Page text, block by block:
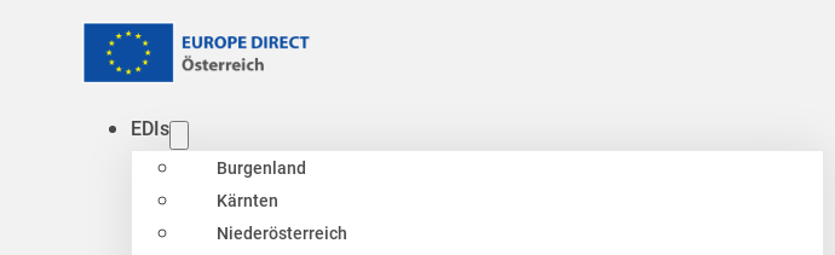
EDIs
Burgenland
Kärnten
Niederösterreich